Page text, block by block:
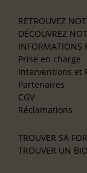
RETROUVEZ
DÉCOUVREZ
INFORMATIONS
Prise en charge
Interventions et
Partenaires
CGV
Réclamations
TROUVER SA
TROUVER UN